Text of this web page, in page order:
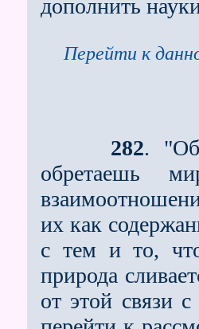
дополнить
Перейти к
282.
обретаешь
их как
с тем и то, что
природа
от этой связи